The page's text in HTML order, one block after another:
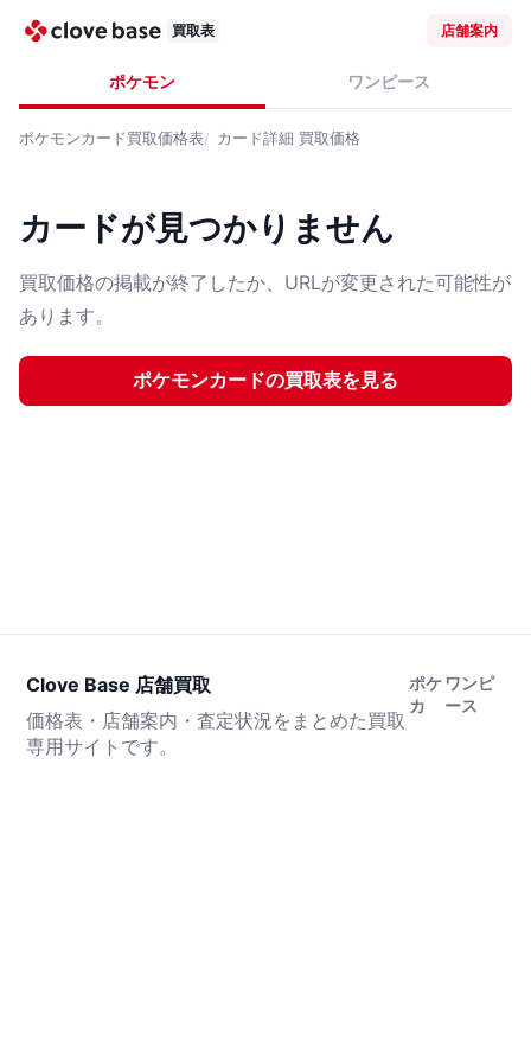
買取表 店舗案内
ポケモン ワンピース
ポケモンカード買取価格表 カード詳細 買取価格
カードが見つかりません
買取価格の掲載が終了したか、URLが変更された可能性が
あります。
ポケモンカードの買取表を見る
Clove Base 店舗買取
価格表・店舗案内・査定状況をまとめた買取
専用サイトです。
ポケ
カ
ワンピ
ース